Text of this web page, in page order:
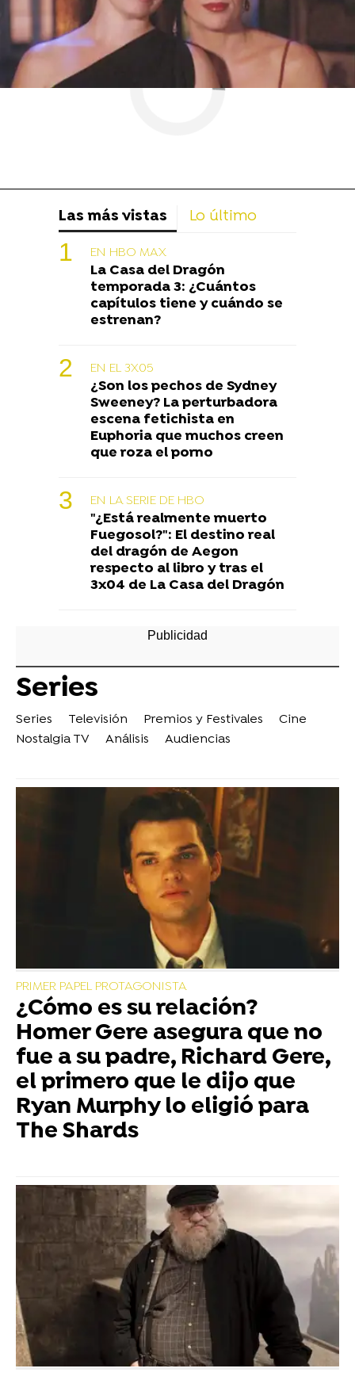
Las más vistas Lo último
EN HBO MAX
La Casa del Dragón
temporada 3: ¿Cuántos
capítulos tiene y cuándo se
estrenan?
EN EL 3X05
¿Son los pechos de Sydney
Sweeney? La perturbadora
escena fetichista en
Euphoria que muchos creen
que roza el porno
EN LA SERIE DE HBO
"¿Está realmente muerto
Fuegosol?": El destino real
del dragón de Aegon
respecto al libro y tras el
3x04 de La Casa del Dragón
Series
Series Televisión Premios y Festivales
Cine
Nostalgia TV
Análisis Audiencias
PRIMER PAPEL PROTAGONISTA
¿Cómo es su relación?
Homer Gere asegura que no
fue a su padre, Richard Gere,
el primero que le dijo que
Ryan Murphy lo eligió para
The Shards